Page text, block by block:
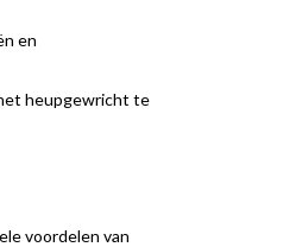
en
heupgewricht te
voordelen van